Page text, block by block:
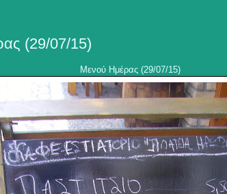
(29/07/15)
Μενού Ημέρας (29/07/15)